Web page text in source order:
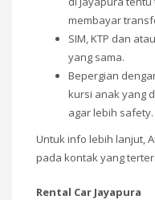
membayar
SIM, KTP dan
yang sama.
Bepergian
kursi anak yang
agar lebih safety.
Untuk info lebih lanjut,
pada kontak yang
Rental Car Jayapura